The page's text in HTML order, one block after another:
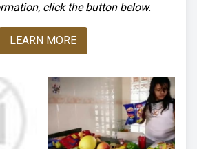
click the button below.
LEARN MORE